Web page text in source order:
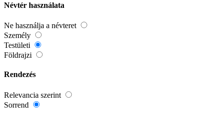
Névtér használata
Ne használja a névteret
Személy
Testületi
Földrajzi
Rendezés
Relevancia szerint
Sorrend